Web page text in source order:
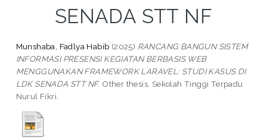
SENADA STT NF
Munshaba, Fadlya Habib (2025) RANCANG BANGUN SISTEM
INFORMASI PRESENSI KEGIATAN BERBASIS WEB
MENGGUNAKAN FRAMEWORK LARAVEL: STUDI KASUS DI
LDK SENADA STT NF. Other thesis, Sekolah Tinggi Terpadu
Nurul Fikri.